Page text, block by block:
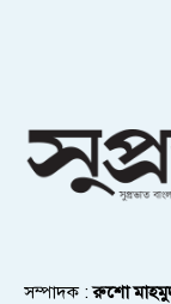
সম্পাদক :রুশো